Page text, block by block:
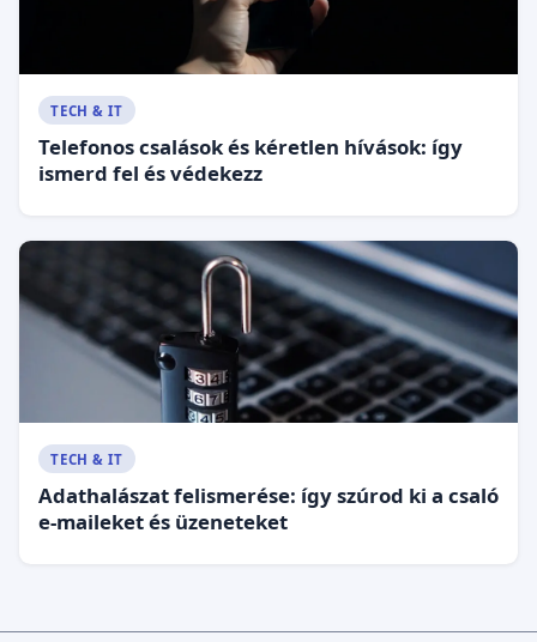
TECH & IT
Telefonos csalások és kéretlen hívások: így
ismerd fel és védekezz
TECH & IT
Adathalászat felismerése: így szúrod ki a csaló
e-maileket és üzeneteket